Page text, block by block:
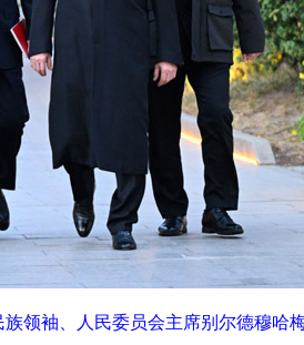
领袖、人民委员会主席别尔德穆哈